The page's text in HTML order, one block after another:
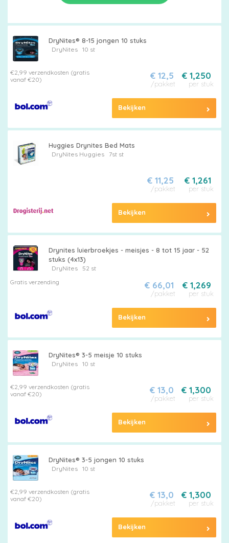
DryNites® 8-15 jongen 10 stuks
DryNites 10 st
€2,99 verzendkosten (gratis
vanaf €20)
€ 1,250
per stuk
€ 12,5
/pakket
Bekijken
Huggies Drynites Bed Mats
DryNites Huggies 7st st
€ 1,261
per stuk
€ 11,25
/pakket
Bekijken
Drynites luierbroekjes - meisjes - 8 tot 15 jaar - 52
stuks (4x13)
DryNites
52 st
Gratis verzending
€ 1,269
per stuk
€ 66,01
/pakket
Bekijken
DryNites® 3-5 meisje 10 stuks
DryNites 10 st
€2,99 verzendkosten (gratis
vanaf €20)
€ 1,300
per stuk
€ 13,0
/pakket
Bekijken
DryNites® 3-5 jongen 10 stuks
DryNites 10 st
€2,99 verzendkosten (gratis
vanaf €20)
€ 1,300
per stuk
€ 13,0
/pakket
Bekijken